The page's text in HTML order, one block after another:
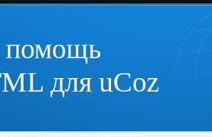
помощь
для uCoz